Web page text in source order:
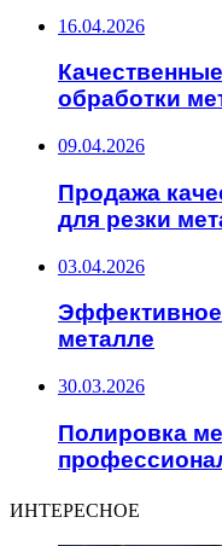
16.04.2026
обработки
09.04.2026
Продажа
для резки
03.04.2026
Эффективное
металле
30.03.2026
Полировка
ИНТЕРЕСНОЕ